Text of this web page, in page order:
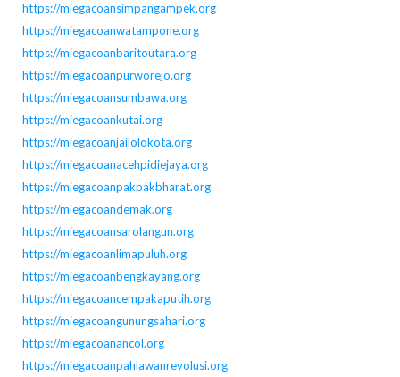
https://miegacoansimpangampek.org
https://miegacoanwatampone.org
https://miegacoanbaritoutara.org
https://miegacoanpurworejo.org
https://miegacoansumbawa.org
https://miegacoankutai.org
https://miegacoanjailolokota.org
https://miegacoanacehpidiejaya.org
https://miegacoanpakpakbharat.org
https://miegacoandemak.org
https://miegacoansarolangun.org
https://miegacoanlimapuluh.org
https://miegacoanbengkayang.org
https://miegacoancempakaputih.org
https://miegacoangunungsahari.org
https://miegacoanancol.org
https://miegacoanpahlawanrevolusi.org